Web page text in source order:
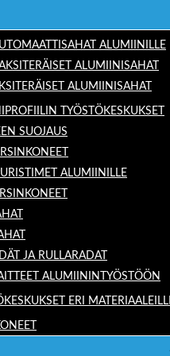
ALUMIINILLE
ALUMIINISAHAT
ALUMIINISAHAT
TYÖSTÖKESKUKSET
SUOJAUS
ALUMIINILLE
JA RULLARADAT
ALUMIININTYÖSTÖÖN
ERI